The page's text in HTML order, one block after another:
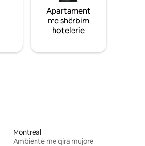
Apartament
me shërbim
hotelerie
Montreal
Ambiente me qira mujore